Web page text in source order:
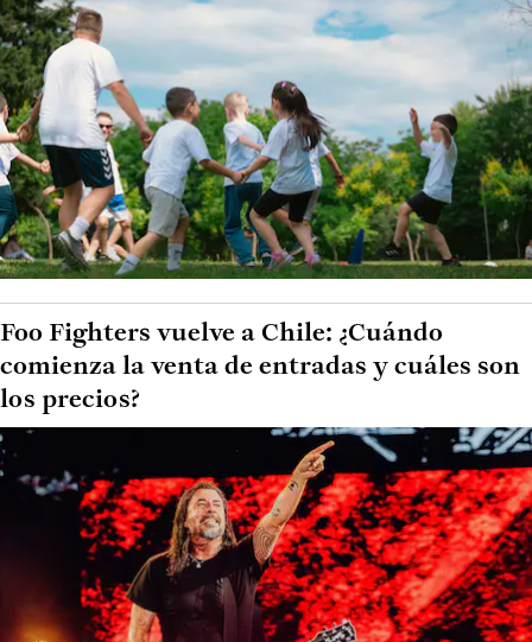
Foo Fighters vuelve a Chile: ¿Cuándo
comienza la venta de entradas y cuáles son
los precios?